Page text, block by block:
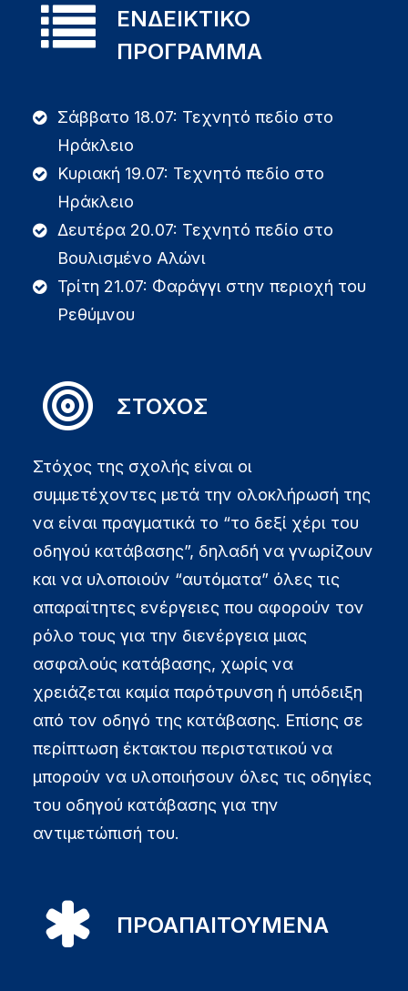
ΕΝΔΕΙΚΤΙΚΟ
ΠΡΟΓΡΑΜΜΑ
Σάββατο 18.07: Τεχνητό πεδίο στο
Ηράκλειο
Κυριακή 19.07: Τεχνητό πεδίο στο
Ηράκλειο
Δευτέρα 20.07: Τεχνητό πεδίο στο
Βουλισμένο Αλώνι
Τρίτη 21.07: Φαράγγι στην περιοχή του
Ρεθύμνου
ΣΤΟΧΟΣ
Στόχος της σχολής είναι οι
συμμετέχοντες μετά την ολοκλήρωσή της
να είναι πραγματικά το “το δεξί χέρι του
οδηγού κατάβασης”, δηλαδή να γνωρίζουν
και να υλοποιούν “αυτόματα” όλες τις
απαραίτητες ενέργειες που αφορούν τον
ρόλο τους για την διενέργεια μιας
ασφαλούς κατάβασης, χωρίς να
χρειάζεται καμία παρότρυνση ή υπόδειξη
από τον οδηγό της κατάβασης. Επίσης σε
περίπτωση έκτακτου περιστατικού να
μπορούν να υλοποιήσουν όλες τις οδηγίες
του οδηγού κατάβασης για την
αντιμετώπισή του.
ΠΡΟΑΠΑΙΤΟΥΜΕΝΑ